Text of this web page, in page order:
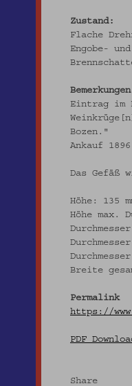
Zustand:
Flache
Engobe-
Eintrag im
Bozen."
Ankauf
Das Gefäß
Höhe: 135
Höhe max.
Breite
Permalink
https://
PDF
Share